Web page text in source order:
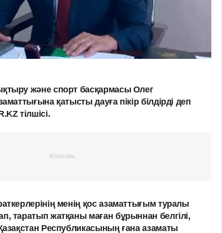
және спорт басқармасы Олег
қатысты дауға пікір білдірді деп
тілшісі.
менің қос азаматтығым туралы
таратып жатқаны маған бұрыннан белгілі,
Республикасының ғана азаматы